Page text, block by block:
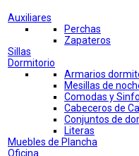
Auxiliares
Perchas
Zapateros
Sillas
Dormitorio
Armarios
Mesillas de
Comodas y
Cabeceros de
Conjuntos de
Literas
Muebles de Plancha
Oficina